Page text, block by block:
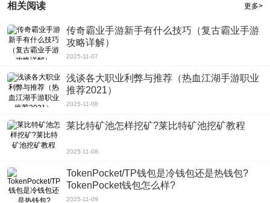
相关阅读 更多>
传奇霸业手游新手有什么技巧（复古霸业手游
攻略详解）
2025-11-07
浅谈各大职业利弊与推荐（热血江湖手游职业
推荐2021）
2025-11-08
莱比特矿池怎样挖矿?莱比特矿池挖矿教程
2025-11-08
TokenPocket/TP钱包是冷钱包还是热钱包?
TokenPocket钱包怎么样?
2025-11-09